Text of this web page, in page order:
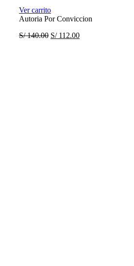
Ver carrito
Autoria Por Conviccion
S/140.00 S/112.00